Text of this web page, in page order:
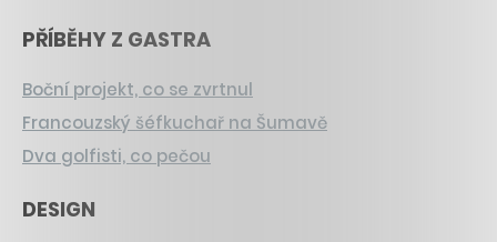
PŘÍBĚHY Z GASTRA
Boční projekt, co se zvrtnul
Francouzský šéfkuchař na Šumavě
Dva golfisti, co pečou
DESIGN